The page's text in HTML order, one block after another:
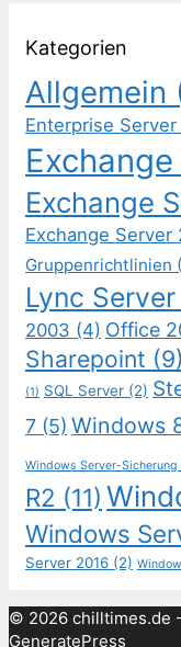
Kategorien
Allgemein
Enterprise Server
Exchange
Exchange Server
Gruppenrichtlinien
Lync
2003 (4) Office
Sharepoint (9)
(1) SQL Server (2)
7 (5) Windows
Windows Server-Sicherung
R2 (11)
Windows
Server 2016 (2)
© 2026 chilltimes.de
GeneratePress